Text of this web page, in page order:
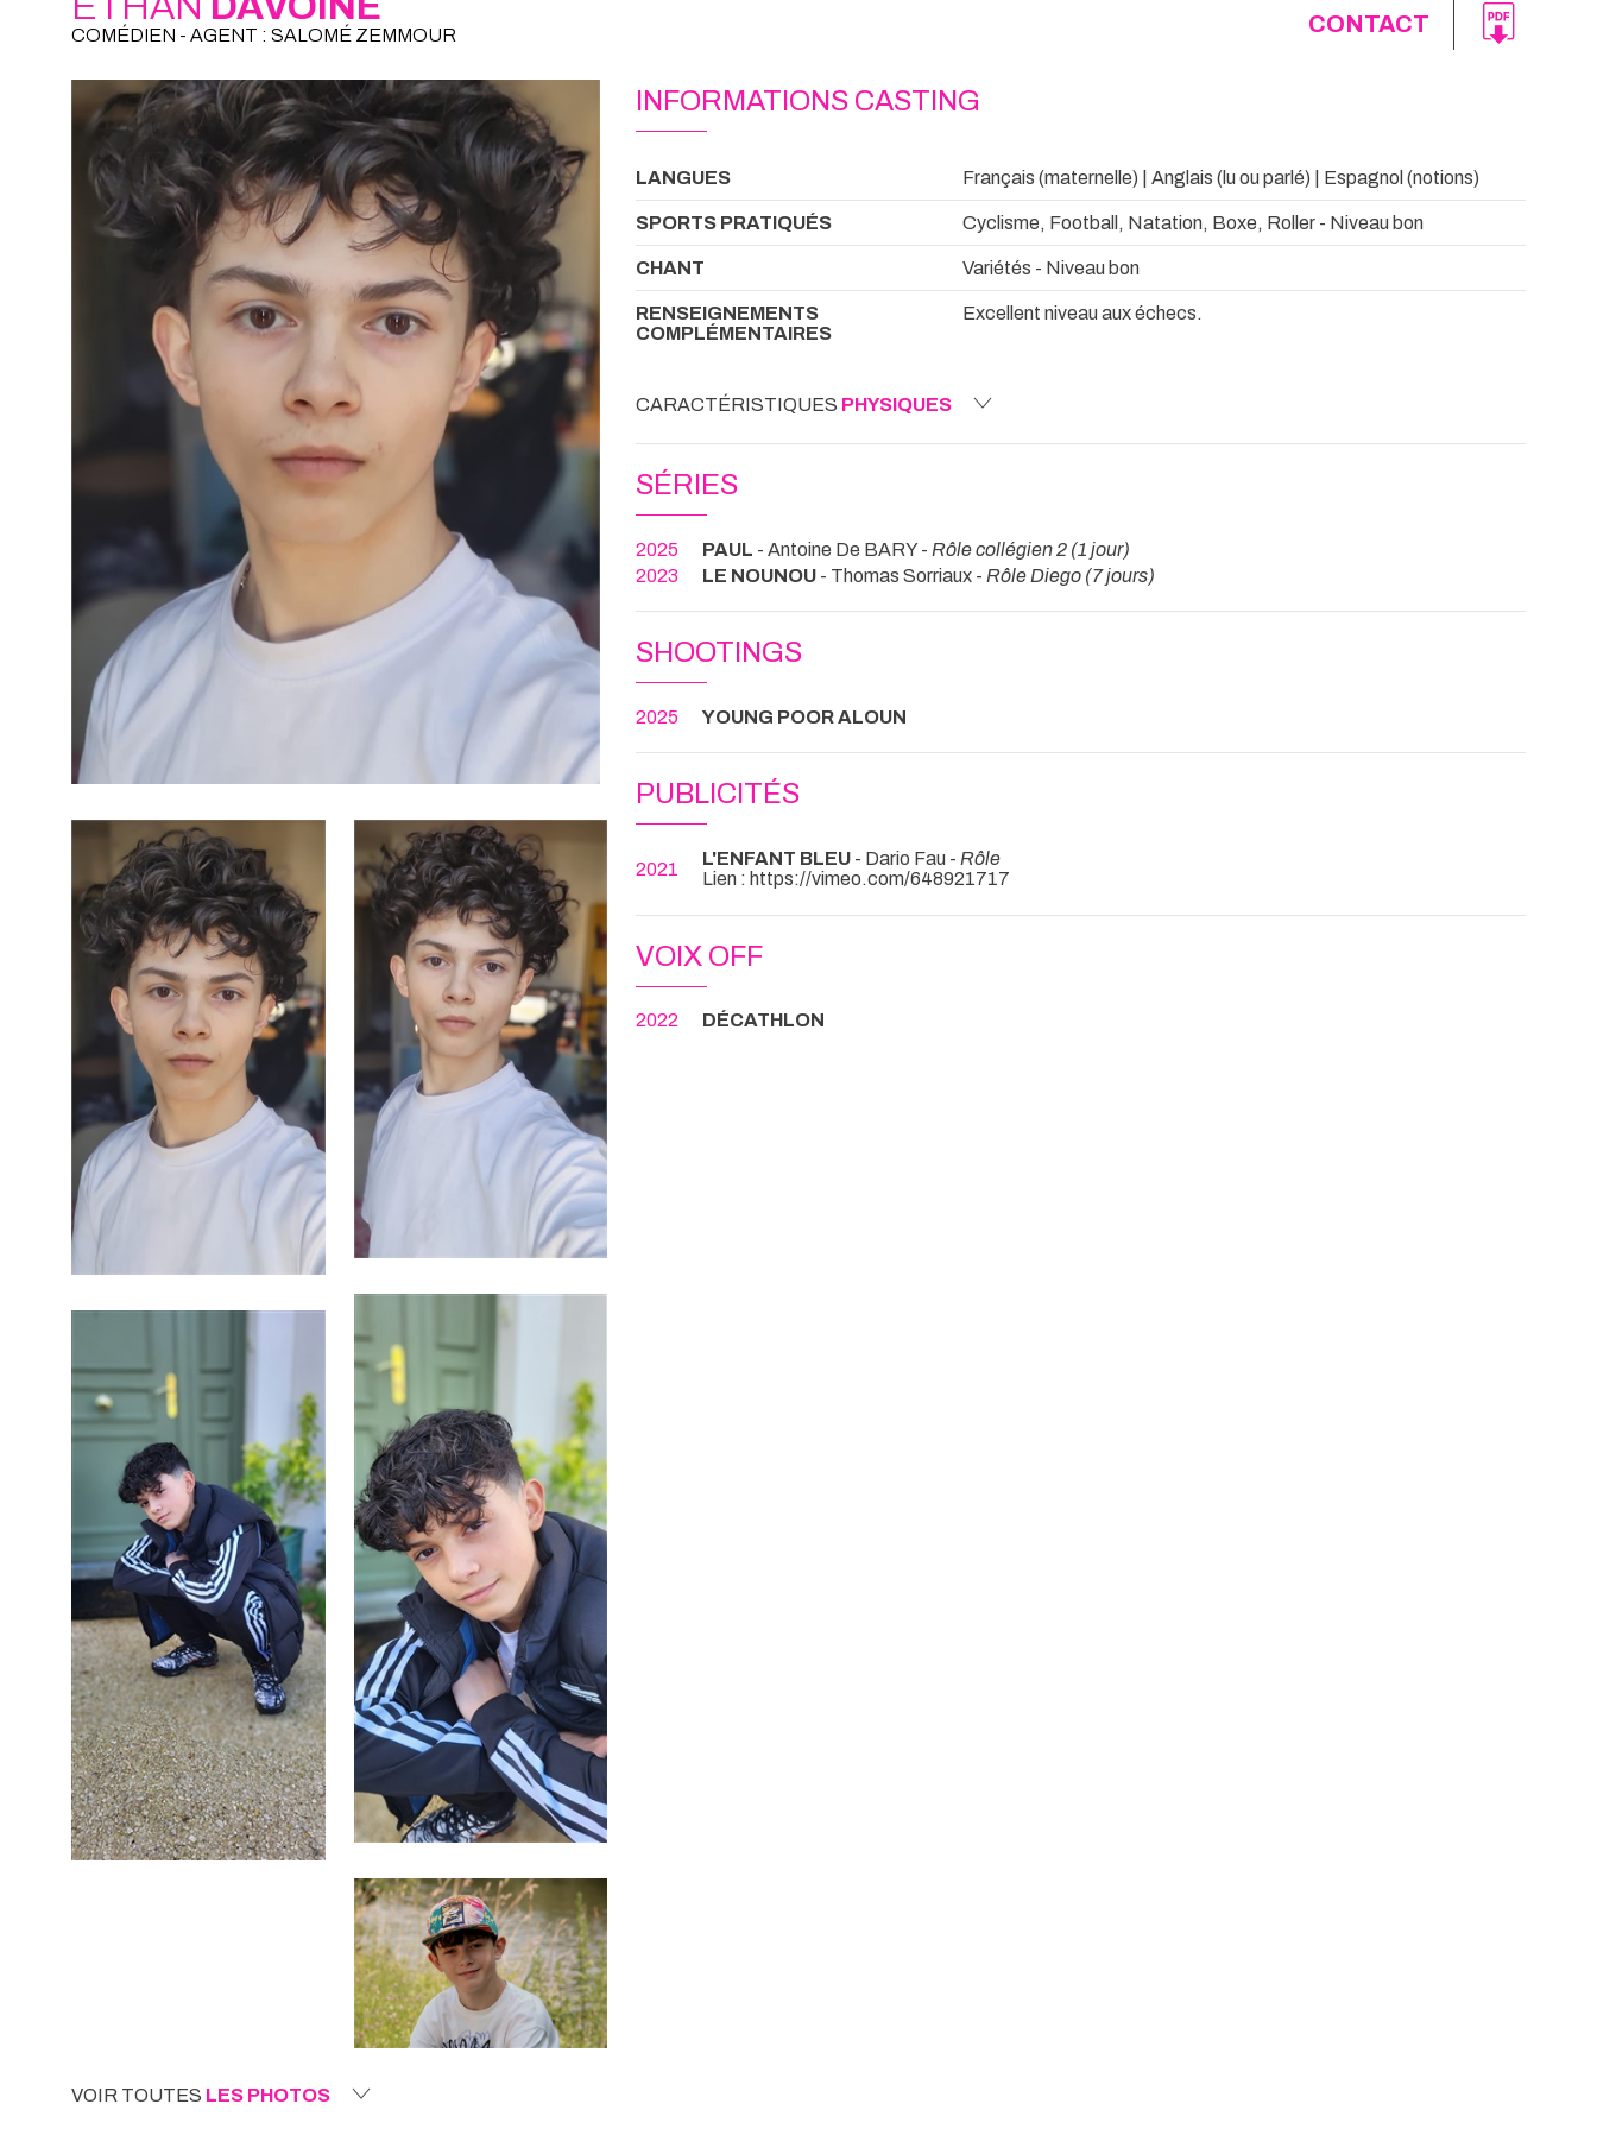
COMÉDIEN - AGENT : SALOMÉ ZEMMOUR CONTACT
VOIR TOUTES LES PHOTOS
INFORMATIONS CASTING
LANGUES Français (maternelle) | Anglais (lu ou parlé) | Espagnol (notions)
SPORTS PRATIQUÉS Cyclisme, Football, Natation, Boxe, Roller - Niveau bon
CHANT Variétés - Niveau bon
RENSEIGNEMENTS
COMPLÉMENTAIRES
Excellent niveau aux échecs.
CARACTÉRISTIQUES PHYSIQUES
SÉRIES
2025 PAUL - Antoine De BARY - Rôle collégien 2 (1 jour)
2023
LE NOUNOU - Thomas Sorriaux - Rôle Diego (7 jours)
SHOOTINGS
2025 YOUNG POOR ALOUN
PUBLICITÉS
2021 L'ENFANT BLEU - Dario Fau - Rôle
Lien : https://vimeo.com/648921717
VOIX OFF
2022 DÉCATHLON